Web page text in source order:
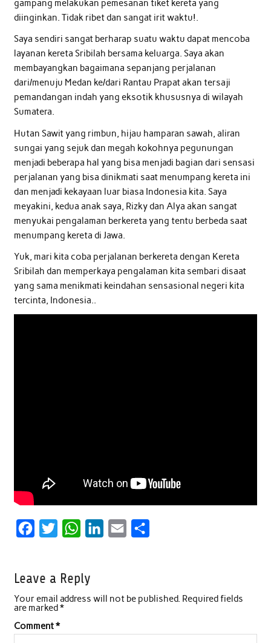
gampang melakukan pemesanan tiket kereta yang
diinginkan. Tidak ribet dan sangat irit waktu!.
Saya sendiri sangat berharap suatu waktu dapat mencoba
layanan kereta Sribilah bersama keluarga. Saya akan
membayangkan bagaimana sepanjang perjalanan
dari/menuju Medan ke/dari Rantau Prapat akan tersaji
pemandangan indah yang eksotik khususnya di wilayah
Sumatera.
Hutan Sawit yang rimbun, hijau hamparan sawah, aliran
sungai yang sejuk dan megah kokohnya pegunungan
menjadi beberapa hal yang bisa menjadi bagian dari sensasi
perjalanan yang bisa dinikmati saat menumpang kereta ini
dan menjadi kekayaan luar biasa Indonesia kita. Saya
meyakini, kedua anak saya, Rizky dan Alya akan sangat
menyukai pengalaman berkereta yang tentu berbeda saat
menumpang kereta di Jawa.
Yuk, mari kita coba perjalanan berkereta dengan Kereta
Sribilah dan memperkaya pengalaman kita sembari disaat
yang sama menikmati keindahan sensasional negeri kita
tercinta, Indonesia..
e
b
o
t
e
r
W
t
s
p
e
I
l
e
Leave a Reply
Your email address will not be published. Required fields
are marked*
Comment*